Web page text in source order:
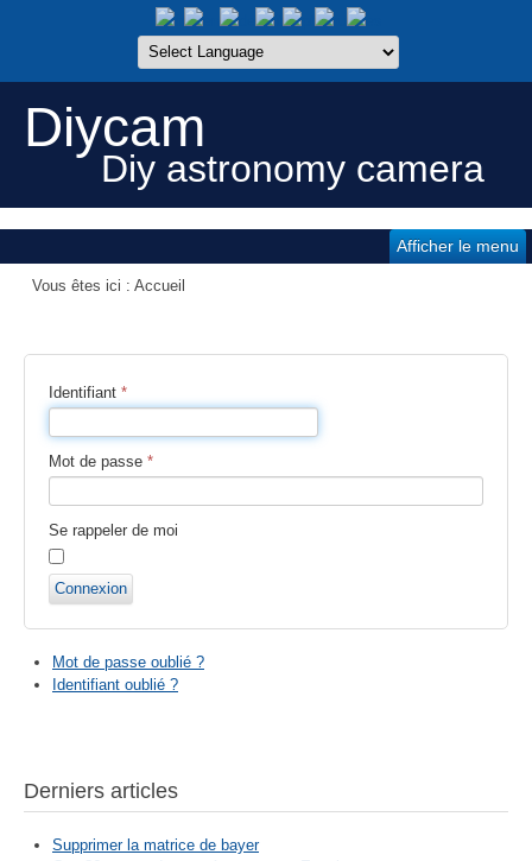
Diycam
Diy astronomy camera
Afficher le menu
Vous êtes ici : Accueil
Identifiant *
Mot de passe *
Se rappeler de moi
Connexion
Mot de passe oublié ?
Identifiant oublié ?
Derniers articles
Supprimer la matrice de bayer